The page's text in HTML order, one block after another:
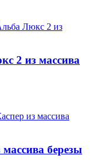
2 из массива
березы